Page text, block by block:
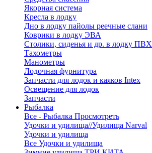
Якорная система
Кресла в лодку
Дно в лодку пайолы реечные слани
Коврики в лодку ЭВА
Столики, сиденья и др. в лодку ПВХ
Тахометры
Манометры
Лодочная фурнитура
Запчасти для лодок и каяков Intex
Освещение для лодок
Запчасти
Рыбалка
Все - Рыбалка Просмотреть
Удочки и удилища//Удилища Narval
Удочки и удилища
Все Удочки и удилища